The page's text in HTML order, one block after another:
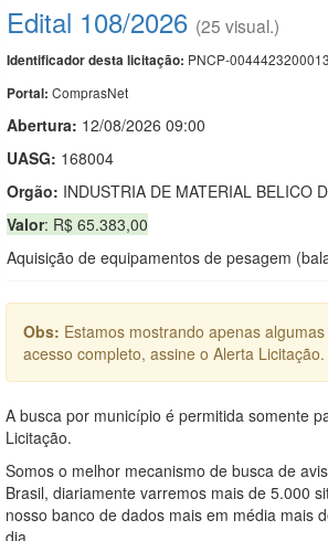
Edital 108/2026 (25 visual.)
Identificador desta licitação: PNCP-
Portal: ComprasNet
Abertura: 12/08/2026 09:00
UASG: 168004
Orgão: INDUSTRIA DE MATERIAL BELICO
Valor: R$ 65.383,00
Aquisição de equipamentos de pesagem
Obs: Estamos mostrando apenas
acesso completo, assine o Alerta Licitação.
A busca por município é permitida somente
Licitação.
Somos o melhor mecanismo de busca de
Brasil, diariamente varremos mais de 5.000
nosso banco de dados mais em média mais
dia.